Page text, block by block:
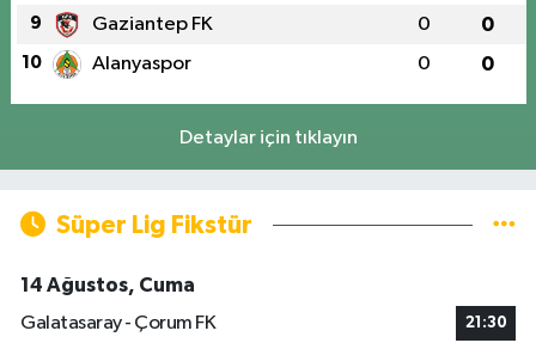
9 Gaziantep FK 0 0
10 Alanyaspor 0 0
Detaylar için tıklayın
Süper Lig Fikstür
14 Ağustos, Cuma
Galatasaray - Çorum FK
21:30